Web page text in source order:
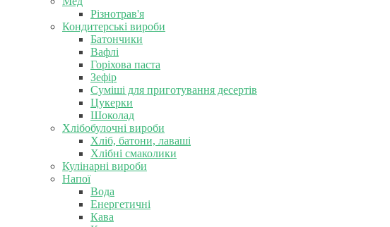
Різнотрав'я
Кондитерські вироби
Батончики
Вафлі
Горіхова паста
Зефір
Суміші для приготування десертів
Цукерки
Шоколад
Хлібобулочні вироби
Хліб, батони, лаваші
Хлібні смаколики
Кулінарні вироби
Напої
Вода
Енергетичні
Кава